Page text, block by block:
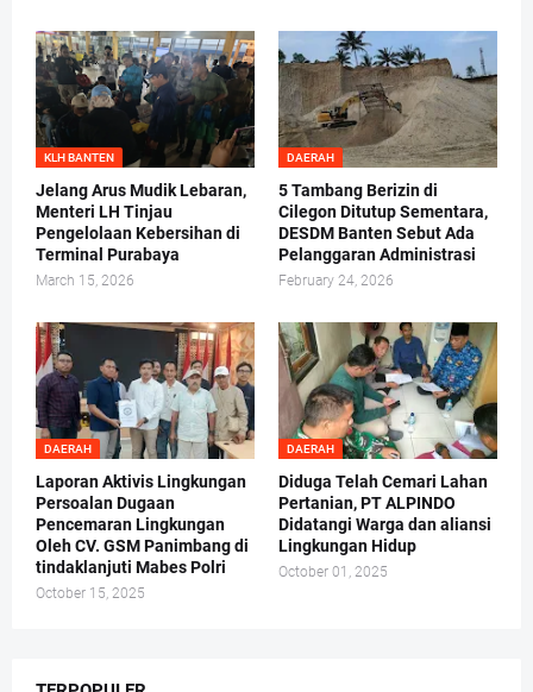
KLH BANTEN
Jelang Arus Mudik Lebaran,
Menteri LH Tinjau
Pengelolaan Kebersihan di
Terminal Purabaya
March 15, 2026
DAERAH
5 Tambang Berizin di
Cilegon Ditutup Sementara,
DESDM Banten Sebut Ada
Pelanggaran Administrasi
February 24, 2026
DAERAH
Laporan Aktivis Lingkungan
Persoalan Dugaan
Pencemaran Lingkungan
Oleh CV. GSM Panimbang di
tindaklanjuti Mabes Polri
October 15, 2025
DAERAH
Diduga Telah Cemari Lahan
Pertanian, PT ALPINDO
Didatangi Warga dan aliansi
Lingkungan Hidup
October 01, 2025